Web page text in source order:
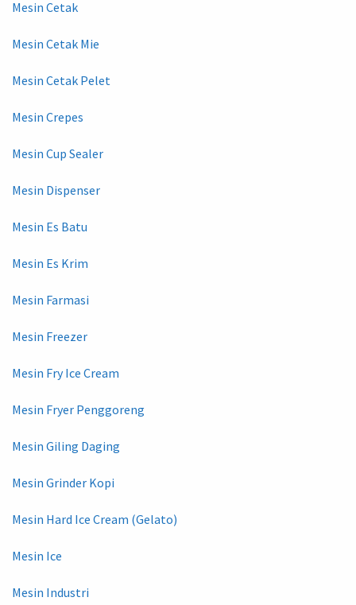
Mesin Cetak
Mesin Cetak Mie
Mesin Cetak Pelet
Mesin Crepes
Mesin Cup Sealer
Mesin Dispenser
Mesin Es Batu
Mesin Es Krim
Mesin Farmasi
Mesin Freezer
Mesin Fry Ice Cream
Mesin Fryer Penggoreng
Mesin Giling Daging
Mesin Grinder Kopi
Mesin Hard Ice Cream (Gelato)
Mesin Ice
Mesin Industri